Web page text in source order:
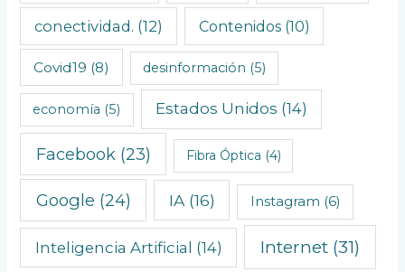
n
ó
s
conectividad. (12) Contenidos(10)
Covid19 (8) desinformación (5)
economía (5) Estados Unidos (14)
Facebook(23) Fibra Óptica (4)
Google (24) IA(16) Instagram (6)
Inteligencia Artificial (14) Internet (31)